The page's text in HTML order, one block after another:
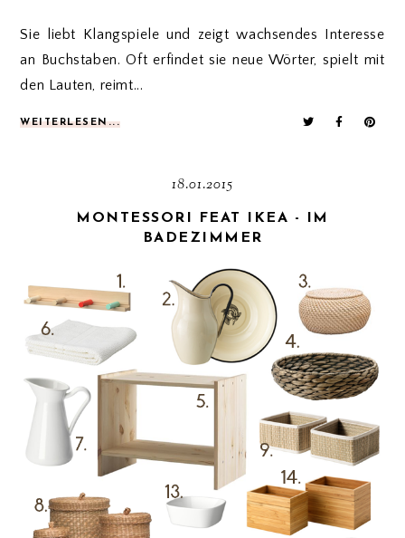
Sie liebt Klangspiele und zeigt wachsendes Interesse
an Buchstaben. Oft erfindet sie neue Wörter, spielt mit
den Lauten, reimt...
WEITERLESEN...
18.01.2015
MONTESSORI FEAT IKEA - IM
BADEZIMMER